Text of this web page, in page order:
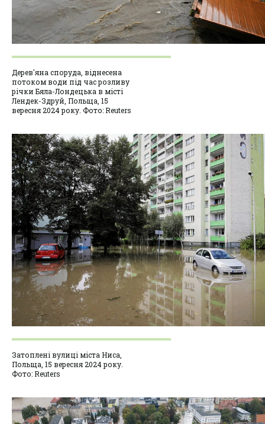
Дерев'яна споруда, віднесена
потоком води під час розливу
річки Бяла-Лондецька в місті
Лендек-Здруй, Польща, 15
вересня 2024 року. Фото: Reuters
Затоплені вулиці міста Ниса,
Польща, 15 вересня 2024 року.
Фото: Reuters